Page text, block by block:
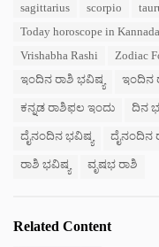
sagittarius
scorpio
Today horoscope in Kannada
Vrishabha Rashi
Zodiac
ಇಂದಿನ ರಾಶಿ ಭವಿಷ್ಯ
ಇಂದಿನ
ಕನ್ನಡ ರಾಶಿಫಲ ಇಂದು ದಿನ
ದೈನಂದಿನ ಭವಿಷ್ಯ ದೈನಂದಿನ
ರಾಶಿ ಭವಿಷ್ಯ ವೃಷಭ ರಾಶಿ
Related Content